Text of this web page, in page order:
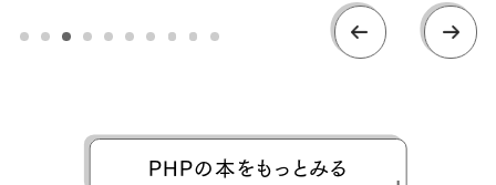
PHPの本をもっとみる